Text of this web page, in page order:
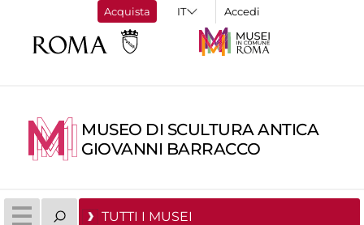
Acquista Accedi
MUSEO DI SCULTURA ANTICA
GIOVANNI BARRACCO
TUTTI I MUSEI